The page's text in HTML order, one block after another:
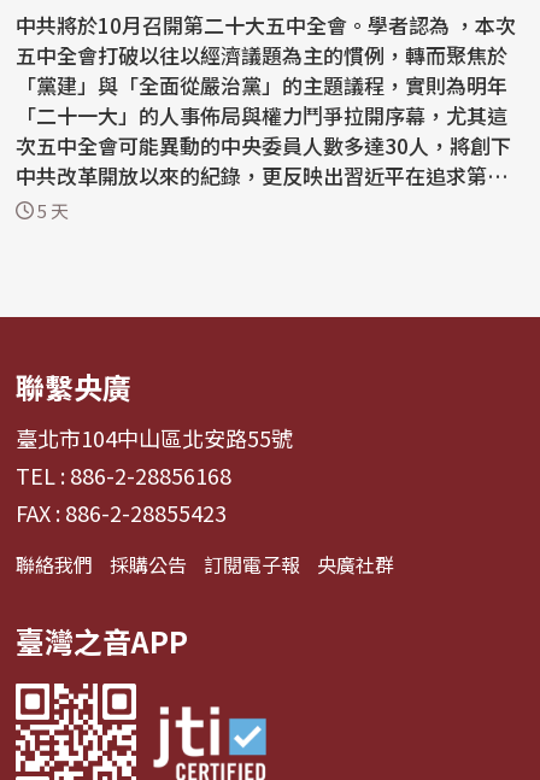
中共將於10月召開第二十大五中全會。學者認為 ，本次
五中全會打破以往以經濟議題為主的慣例，轉而聚焦於
「黨建」與「全面從嚴治黨」的主題議程，實則為明年
「二十一大」的人事佈局與權力鬥爭拉開序幕，尤其這
次五中全會可能異動的中央委員人數多達30人，將創下
中共改革開放以來的紀錄，更反映出習近平在追求第四
任期的...
5 天
聯繫央廣
臺北市104中山區北安路55號
TEL : 886-2-28856168
FAX : 886-2-28855423
聯絡我們 採購公告 訂閱電子報 央廣社群
臺灣之音APP